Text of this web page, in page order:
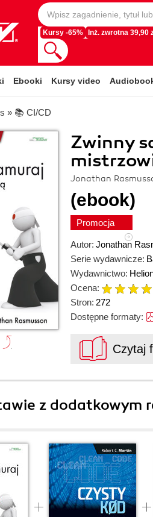
Kursy -65% Inż. zwrotna 39,90
Ebooki Kursy video
» 📚 CI/CD
Zwinny
Jonathan
(ebook)
Promocja
Autor: Jonathan
Serie wydawnicze:
Wydawnictwo:
Ocena:
Stron: 272
Dostępne formaty:
Czytaj
z dodatkowym